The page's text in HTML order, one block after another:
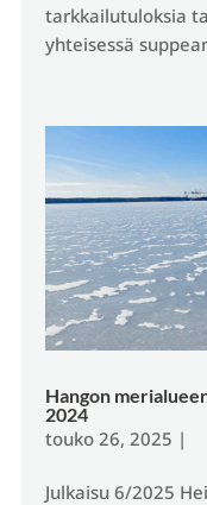
tarkkailutuloksia
yhteisessä
Hangon
2024
touko 26, 2025 |
Julkaisu 6/2025